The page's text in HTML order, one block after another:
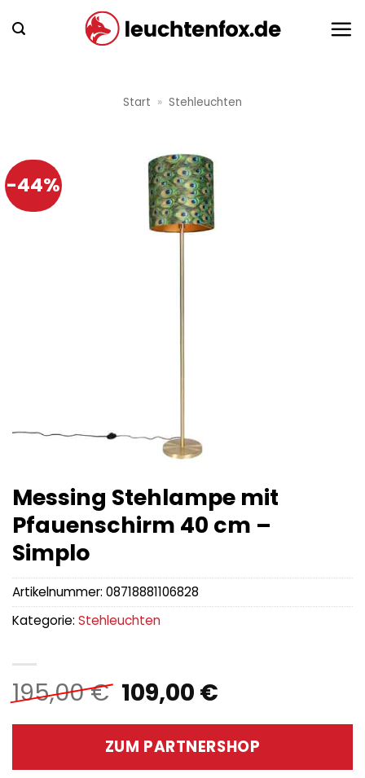
Inhalt
Start » Stehleuchten
-44%
Messing Stehlampe mit
Pfauenschirm 40 cm –
Simplo
195,00€ Ursprünglicher
Preis
war:
195,00 €
109,00 €Aktueller
ist:
109,00 €.
ZUM PARTNERSHOP
Artikelnummer: 08718881106828
Kategorie: Stehleuchten